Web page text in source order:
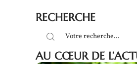
RECHERCHE
AU CŒUR DE